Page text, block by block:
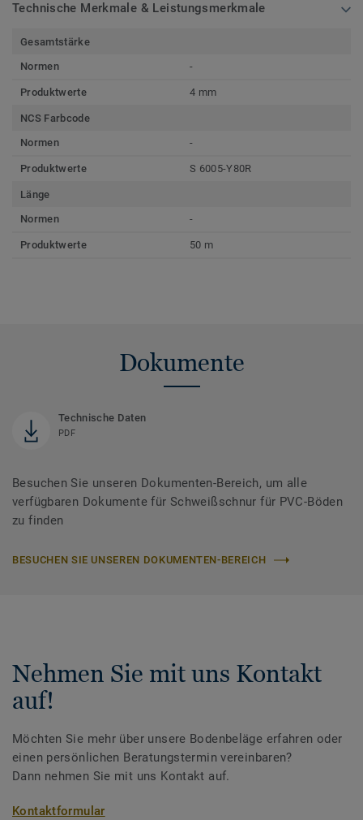
Technische Merkmale & Leistungsmerkmale
Gesamtstärke
Normen
-
Produktwerte 4 mm
NCS Farbcode
Normen
-
Produktwerte S 6005-Y80R
Länge
Normen
-
Produktwerte 50 m
Dokumente
Technische Daten
PDF
Besuchen Sie unseren Dokumenten-Bereich, um alle
verfügbaren Dokumente für Schweißschnur für PVC-Böden
zu finden
BESUCHEN SIE UNSEREN DOKUMENTEN-BEREICH
Nehmen Sie mit uns Kontakt
auf!
Möchten Sie mehr über unsere Bodenbeläge erfahren oder
einen persönlichen Beratungstermin vereinbaren?
Dann nehmen Sie mit uns Kontakt auf.
Kontaktformular